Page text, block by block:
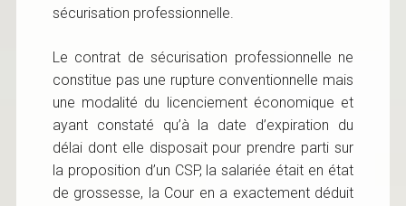
sécurisation professionnelle.
Le contrat de sécurisation professionnelle ne
constitue pas une rupture conventionnelle mais
une modalité du licenciement économique et
ayant constaté qu’à la date d’expiration du
délai dont elle disposait pour prendre parti sur
la proposition d’un CSP, la salariée était en état
de grossesse, la Cour en a exactement déduit